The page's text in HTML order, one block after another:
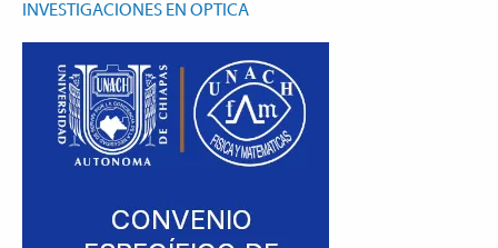
INVESTIGACIONES EN OPTICA